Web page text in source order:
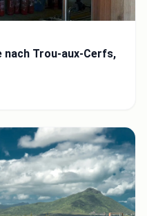
nach Trou-aux-Cerfs,